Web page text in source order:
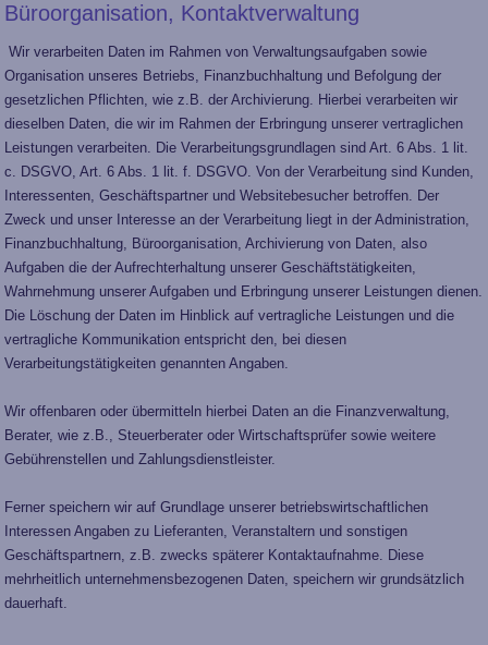
Büroorganisation, Kontaktverwaltung
Wir verarbeiten Daten im Rahmen von Verwaltungsaufgaben sowie
Organisation unseres Betriebs, Finanzbuchhaltung und Befolgung der
gesetzlichen Pflichten, wie z.B. der Archivierung. Hierbei verarbeiten wir
dieselben Daten, die wir im Rahmen der Erbringung unserer vertraglichen
Leistungen verarbeiten. Die Verarbeitungsgrundlagen sind Art. 6 Abs. 1 lit.
c. DSGVO, Art. 6 Abs. 1 lit. f. DSGVO. Von der Verarbeitung sind Kunden,
Interessenten, Geschäftspartner und Websitebesucher betroffen. Der
Zweck und unser Interesse an der Verarbeitung liegt in der Administration,
Finanzbuchhaltung, Büroorganisation, Archivierung von Daten, also
Aufgaben die der Aufrechterhaltung unserer Geschäftstätigkeiten,
Wahrnehmung unserer Aufgaben und Erbringung unserer Leistungen dienen.
Die Löschung der Daten im Hinblick auf vertragliche Leistungen und die
vertragliche Kommunikation entspricht den, bei diesen
Verarbeitungstätigkeiten genannten Angaben.
Wir offenbaren oder übermitteln hierbei Daten an die Finanzverwaltung,
Berater, wie z.B., Steuerberater oder Wirtschaftsprüfer sowie weitere
Gebührenstellen und Zahlungsdienstleister.
Ferner speichern wir auf Grundlage unserer betriebswirtschaftlichen
Interessen Angaben zu Lieferanten, Veranstaltern und sonstigen
Geschäftspartnern, z.B. zwecks späterer Kontaktaufnahme. Diese
mehrheitlich unternehmensbezogenen Daten, speichern wir grundsätzlich
dauerhaft.